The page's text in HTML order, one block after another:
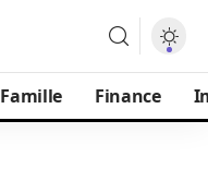
Famille Finance